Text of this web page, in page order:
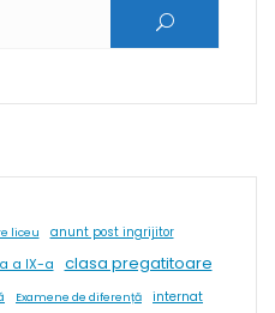
liceu anunt post ingrijitor
a IX-a clasa pregatitoare
Examene de diferență internat